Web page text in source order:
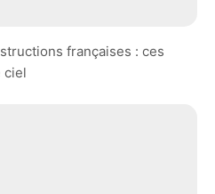
françaises : ces
ciel